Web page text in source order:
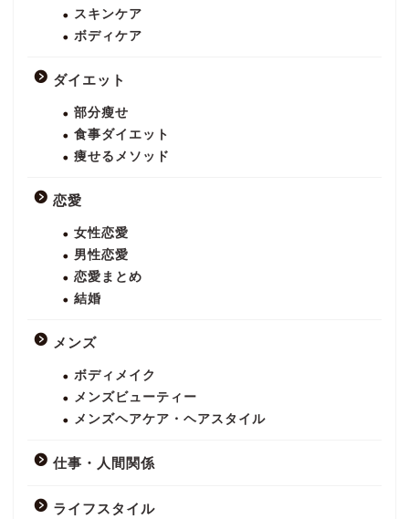
スキンケア
ボディケア
ダイエット
部分瘦せ
食事ダイエット
痩せるメソッド
恋愛
女性恋愛
男性恋愛
恋愛まとめ
結婚
メンズ
ボディメイク
メンズビューティー
メンズヘアケア・ヘアスタイル
仕事・人間関係
ライフスタイル